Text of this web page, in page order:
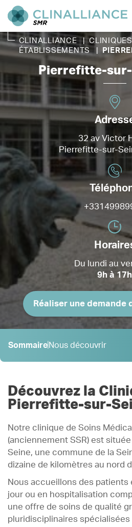
CLINALLIANCE |
ÉTABLISSEMENTS
Pierrefitte-sur-
32 av Victor
Pierrefitte-sur-
Du lundi au
9h à 17h
Réaliser une demande
Sommaire Nous découvrir
Nous découvrir
Admission
Droits
Plateaux techniques
Nous rejoindre
Actualités
Contact
Découvrez la
Pierrefitte-sur-
Notre clinique de Soins
(anciennement SSR) est
Seine, une commune de la
dizaine de kilomètres au nord
Nous accueillons des patients
jour ou en hospitalisation
une offre de soins de qualité
pluridisciplinaires spécialisées